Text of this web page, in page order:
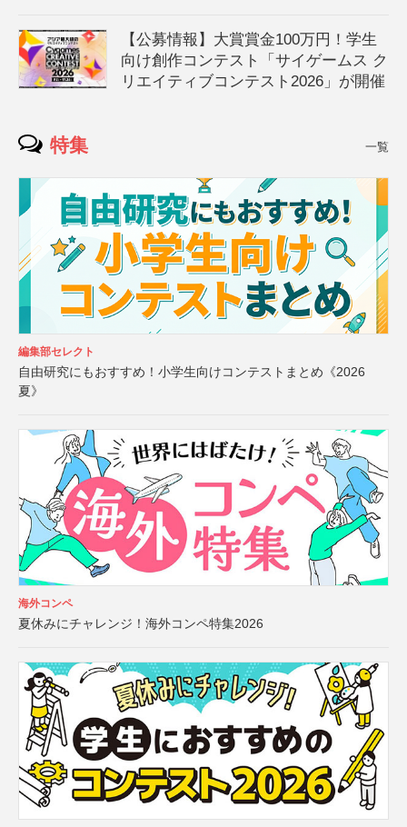
【公募情報】大賞賞金100万円！学生
向け創作コンテスト「サイゲームス ク
リエイティブコンテスト2026」が開催
特集 一覧
編集部セレクト
自由研究にもおすすめ！小学生向けコンテストまとめ《2026
夏》
海外コンペ
夏休みにチャレンジ！海外コンペ特集2026